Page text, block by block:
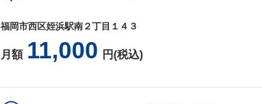
福岡市西区姪浜駅南２丁目１４３
月額 11,000 円(税込)